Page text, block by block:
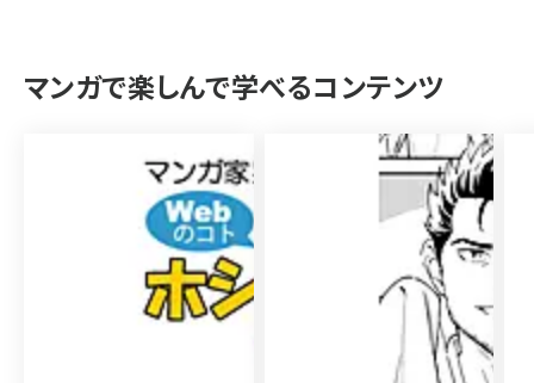
マンガで楽しんで学べるコンテンツ